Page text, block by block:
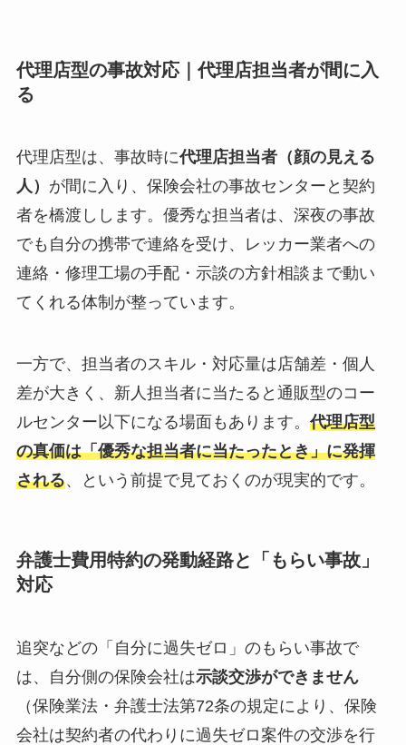
代理店型の事故対応｜代理店担当者が間に入
る
代理店型は、事故時に代理店担当者（顔の見える
人） が間に入り、保険会社の事故センターと契約
者を橋渡しします。優秀な担当者は、深夜の事故
でも自分の携帯で連絡を受け、レッカー業者への
連絡・修理工場の手配・示談の方針相談まで動い
てくれる体制が整っています。
一方で、担当者のスキル・対応量は店舗差・個人
差が大きく、新人担当者に当たると通販型のコー
ルセンター以下になる場面もあります。 代理店型
の真価は「優秀な担当者に当たったとき」に発揮
される、という前提で見ておくのが現実的です。
弁護士費用特約の発動経路と「もらい事故」
対応
追突などの「自分に過失ゼロ」のもらい事故で
は、自分側の保険会社は示談交渉ができません
（保険業法・弁護士法第72条の規定により、保険
会社は契約者の代わりに過失ゼロ案件の交渉を行